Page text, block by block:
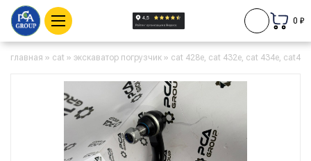
0 ₽
главная » cat » экскаватор погрузчик » cat 428e, cat 432e, cat 434e,